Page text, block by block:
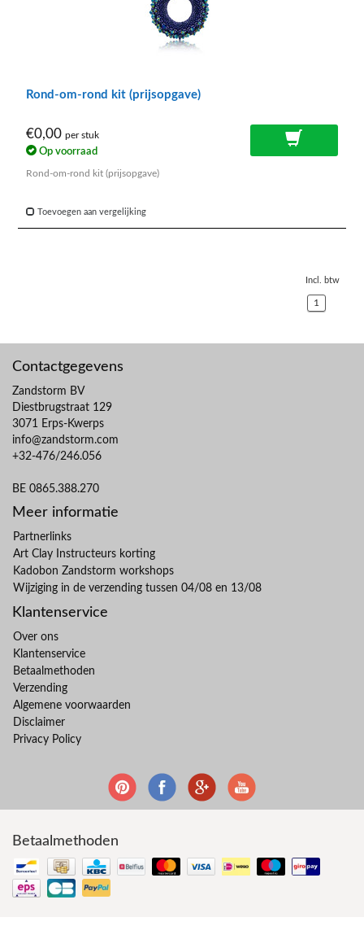
Rond-om-rond kit (prijsopgave)
€0,00 per stuk
Op voorraad
Rond-om-rond kit (prijsopgave)
Toevoegen aan vergelijking
Incl. btw
1
Contactgegevens
Zandstorm BV
Diestbrugstraat 129
3071 Erps-Kwerps
info@zandstorm.com
+32-476/246.056
BE 0865.388.270
Meer informatie
Partnerlinks
Art Clay Instructeurs korting
Kadobon Zandstorm workshops
Wijziging in de verzending tussen 04/08 en 13/08
Klantenservice
Over ons
Klantenservice
Betaalmethoden
Verzending
Algemene voorwaarden
Disclaimer
Privacy Policy
Betaalmethoden